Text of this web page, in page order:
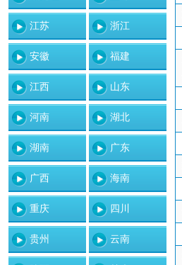
江苏 浙江
安徽 福建
江西 山东
河南 湖北
湖南 广东
广西 海南
重庆 四川
贵州 云南